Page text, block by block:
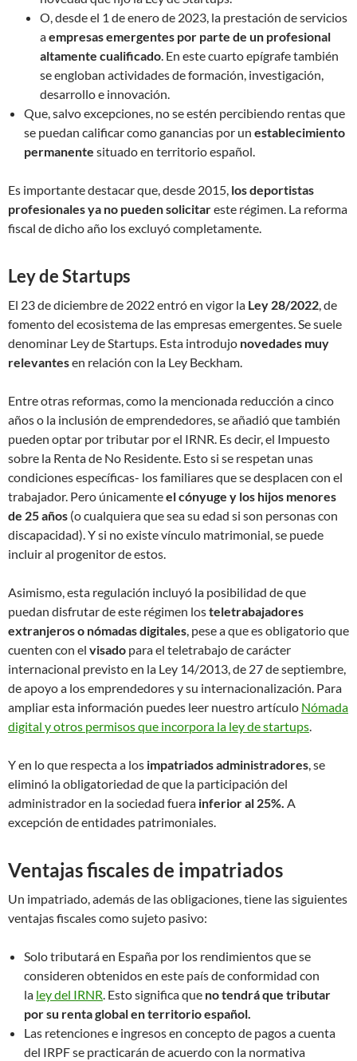
O, desde el 1 de enero de 2023, la prestación de servicios
aempresas emergentes por parte de un profesional
altamente cualificado. En este cuarto epígrafe también
se engloban actividades de formación, investigación,
desarrollo e innovación.
Que, salvo excepciones, no se estén percibiendo rentas que
se puedan calificar como ganancias por un establecimiento
permanente situado en territorio español.
Es importante destacar que, desde 2015, los deportistas
profesionales ya no pueden solicitareste régimen. La reforma
fiscal de dicho año los excluyó completamente.
Ley de Startups
El 23 de diciembre de 2022 entró en vigor la Ley 28/2022, de
fomento del ecosistema de las empresas emergentes. Se suele
denominar Ley de Startups. Esta introdujo novedades muy
relevantesen relación con la Ley Beckham.
Entre otras reformas, como la mencionada reducción a cinco
años o la inclusión de emprendedores, se añadió que también
pueden optar por tributar por el IRNR. Es decir, el Impuesto
sobre la Renta de No Residente. Esto si se respetan unas
condiciones específicas- los familiares que se desplacen con el
trabajador. Pero únicamenteel cónyuge y los hijos menores
de 25 años (o cualquiera que sea su edad si son personas con
discapacidad). Y si no existe vínculo matrimonial, se puede
incluir al progenitor de estos.
Asimismo, esta regulación incluyó la posibilidad de que
puedan disfrutar de este régimen losteletrabajadores
extranjeros o nómadas digitales, pese a que es obligatorio que
cuenten con el visado para el teletrabajo de carácter
internacional previsto en la Ley 14/2013, de 27 de septiembre,
de apoyo a los emprendedores y su internacionalización. Para
ampliar esta información puedes leer nuestro artículo Nómada
digital y otros permisos que incorpora la ley de startups.
Y en lo que respecta a los impatriados administradores, se
eliminó la obligatoriedad de que la participación del
administrador en la sociedad fuera inferior al 25%. A
excepción de entidades patrimoniales.
Ventajas fiscales de impatriados
Un impatriado, además de las obligaciones, tiene las siguientes
ventajas fiscales como sujeto pasivo:
Solo tributará en España por los rendimientos que se
consideren obtenidos en este país de conformidad con
la ley del IRNR. Esto significa que no tendrá que tributar
por su renta global en territorio español.
Las retenciones e ingresos en concepto de pagos a cuenta
del IRPF se practicarán de acuerdo con la normativa